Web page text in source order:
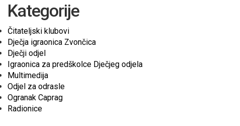
Kategorije
Čitateljski klubovi
Dječja igraonica Zvončica
Dječji odjel
Igraonica za predškolce Dječjeg odjela
Multimedija
Odjel za odrasle
Ogranak Caprag
Radionice